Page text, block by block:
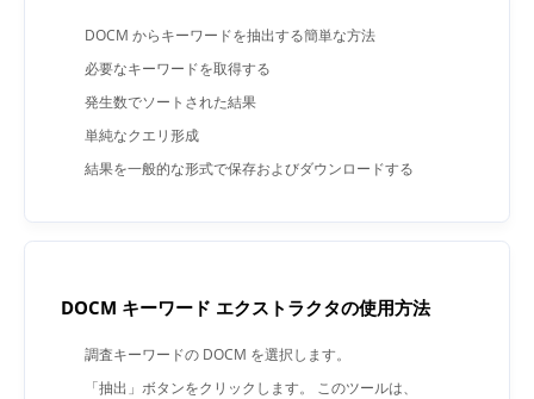
DOCM からキーワードを抽出する簡単な方法
必要なキーワードを取得する
発生数でソートされた結果
単純なクエリ形成
結果を一般的な形式で保存およびダウンロードする
DOCM キーワード エクストラクタの使用方法
調査キーワードの DOCM を選択します。
「抽出」ボタンをクリックします。 このツールは、